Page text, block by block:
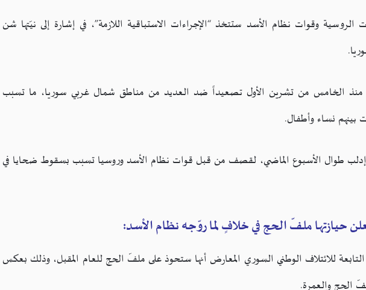
وقوات نظام الأسد ستتخذ “الإجراءات الاستباقية اللازمة”، في إشارة إلى نيّتها شن
الخامس من تشرين الأول تصعيداً ضد العديد من مناطق شمال غربي سوريا، ما تسبب
طوال الأسبوع الماضي، لقصف من قبل قوات نظام الأسد وروسيا تسبب بسقوط ضحايا في
حيازتها ملفّ الحج في خلافٍ لما روّجه نظام الأسد:
للائتلاف الوطني السوري المعارض أنها ستحوذ على ملفّ الحج للعام المقبل، وذلك بعكس
الحج والعمرة.